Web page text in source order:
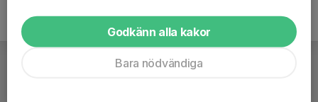
Godkänn alla kakor
Bara nödvändiga